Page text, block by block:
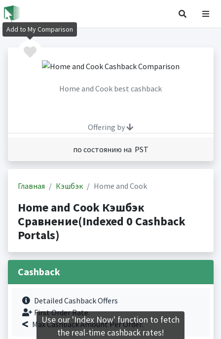
Home and Cook best cashback
Offering by
по состоянию на PST
Главная Кэшбэк Home and Cook
Home and Cook Кэшбэк
Сравнение(Indexed 0 Cashback
Portals)
Cashback
Detailed Cashback Offers
First Order Rate.
Max Cashback Amount Per Order.
Add to My Comparison
Use our 'Index Now' function to fetch
the real-time cashback rates!